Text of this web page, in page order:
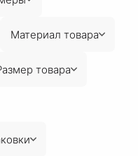
Материал товара
товара